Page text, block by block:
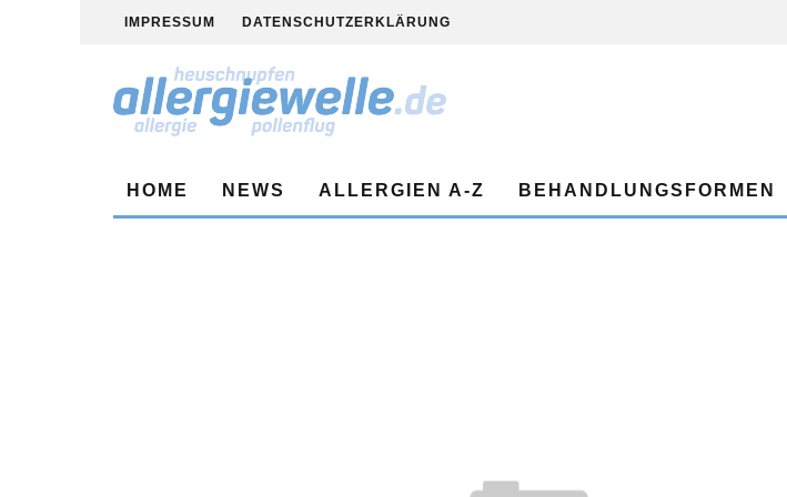
IMPRESSUM DATENSCHUTZERKLÄRUNG
HOME NEWS ALLERGIEN A-Z BEHANDLUNGSFORMEN